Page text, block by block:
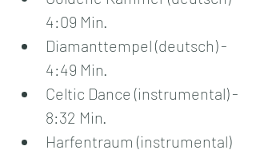
4:09 Min.
Diamanttempel (deutsch) -
4:49 Min.
Celtic Dance (instrumental) -
8:32 Min.
Harfentraum (instrumental)